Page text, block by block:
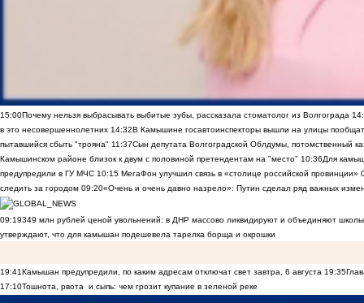
15:00Почему нельзя выбрасывать выбитые зубы, рассказала стоматолог из Волгограда
в это несовершеннолетних 14:32В Камышине госавтоинспекторы вышли на улицы
пытавшийся сбыть "трояна" 11:37Сын депутата Волгоградской Облдумы, потомственный
Камышинском районе близок к двум с половиной претендентам на "место" 10:36Для
предупредили в ГУ МЧС 10:15 МегаФон улучшил связь в «столице российской провинции»
следить за городом 09:20«Очень и очень давно назрело»: Путин сделал ряд важных
09:19349 млн рублей ценой увольнений: в ДНР массово ликвидируют и объединяют
утверждают, что для камышан подешевела тарелка борща и окрошки
19:41Камышан предупредили, по каким адресам отключат свет завтра, 6 августа 19:35
17:10Тошнота, рвота и сыпь: чем грозит купание в зеленой реке